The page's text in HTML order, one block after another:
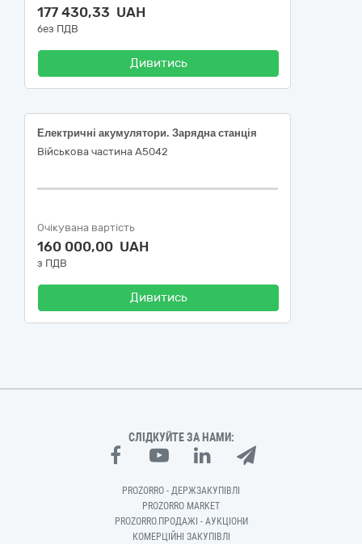
177 430,33 UAH
без ПДВ
Дивитись
Електричні акумулятори. Зарядна станція
Військова частина А5042
Очікувана вартість
160 000,00 UAH
з ПДВ
Дивитись
СЛІДКУЙТЕ ЗА НАМИ:
PROZORRO - ДЕРЖЗАКУПІВЛІ
PROZORRO MARKET
PROZORRO.ПРОДАЖІ - АУКЦІОНИ
КОМЕРЦІЙНІ ЗАКУПІВЛІ